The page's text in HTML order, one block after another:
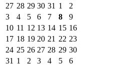
27 28 29 30 31 1
2
3
4 5 6 7 8
9
10 11 12 13 14 15 16
17 18 19 20 21 22 23
24 25 26 27 28 29 30
31 1 2 3 4 5 6